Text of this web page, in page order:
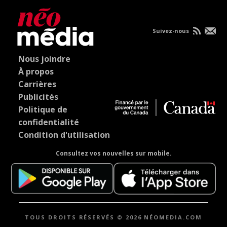
Nous joindre
À propos
Carrières
Publicités
Politique de
confidentialité
Condition d'utilisation
Consultez vos nouvelles sur mobile.
Suivez-nous
TOUS DROITS RÉSERVÉS © 2026 NÉOMEDIA.COM